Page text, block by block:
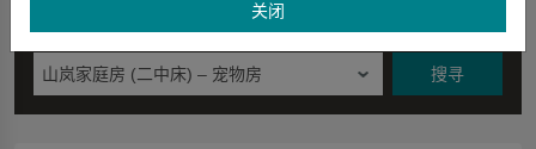
星期日
山岚家庭房 (二中床) – 宠物房 搜寻
关闭